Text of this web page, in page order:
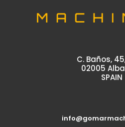
C. Baños,
02005
SPAIN